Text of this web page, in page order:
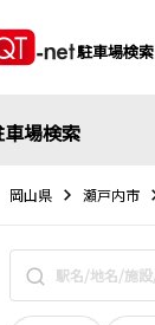
駐車場検索
場検索
岡山県 瀬戸内市